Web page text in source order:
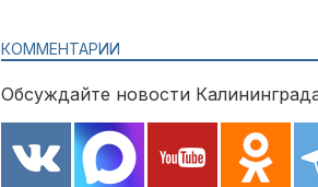
КОММЕНТАРИИ
Обсуждайте новости